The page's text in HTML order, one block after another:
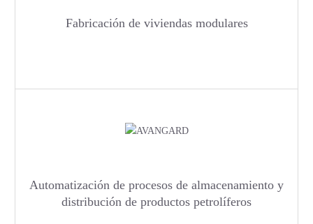
Fabricación de viviendas modulares
Automatización de procesos de almacenamiento y
distribución de productos petrolíferos